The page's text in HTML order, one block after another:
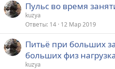
Пульс во время
kuzya
Ответы 14 12 Мар 2019
Питьё при больших
больших физ
kuzya